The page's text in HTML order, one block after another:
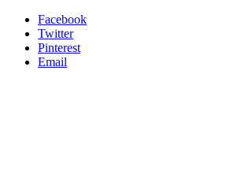
Facebook
Twitter
Pinterest
Email